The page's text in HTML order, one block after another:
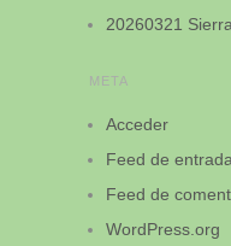
20260321
META
Acceder
Feed de
Feed de
WordPress.org